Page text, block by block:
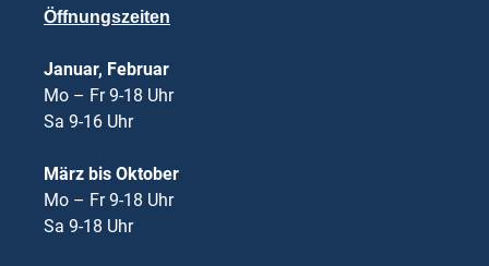
Öffnungszeiten
Januar, Februar
Mo – Fr 9-18 Uhr
Sa 9-16 Uhr
März bis Oktober
Mo – Fr 9-18 Uhr
Sa 9-18 Uhr